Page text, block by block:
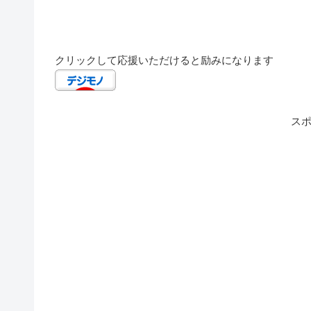
クリックして応援いただけると励みになります
ス